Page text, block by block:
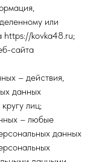
или
https://kovka48.ru;
сайта
– действия,
данных
лиц;
– любые
данных